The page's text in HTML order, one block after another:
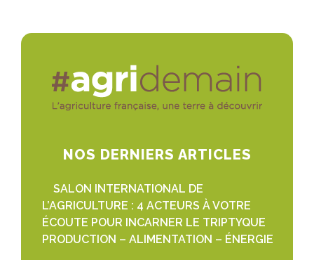
NOS DERNIERS ARTICLES
SALON INTERNATIONAL DE
L’AGRICULTURE : 4 ACTEURS À VOTRE
ÉCOUTE POUR INCARNER LE TRIPTYQUE
PRODUCTION – ALIMENTATION – ÉNERGIE